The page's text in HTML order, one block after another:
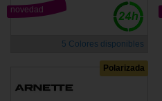
novedad
5 Colores disponibles
Polarizada